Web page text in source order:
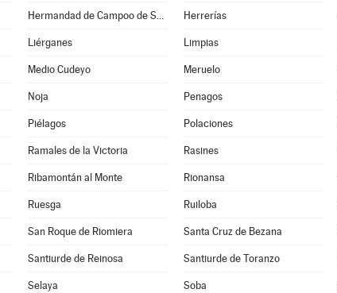
Hermandad de Campoo de Suso Herrerías
Liérganes Limpias
Medio Cudeyo Meruelo
Noja Penagos
Piélagos Polaciones
Ramales de la Victoria Rasines
Ribamontán al Monte Rionansa
Ruesga Ruiloba
San Roque de Riomiera Santa Cruz de Bezana
Santiurde de Reinosa Santiurde de Toranzo
Selaya Soba